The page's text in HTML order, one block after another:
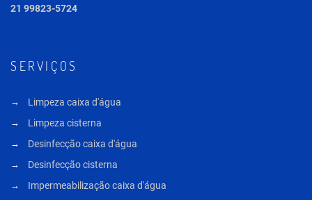
21 99823-5724
SERVIÇOS
Limpeza caixa d'água
Limpeza cisterna
Desinfecção caixa d'água
Desinfecção cisterna
Impermeabilização caixa d'água